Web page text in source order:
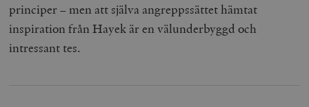
principer – men att själva angreppssättet hämtat
inspiration från Hayek är en välunderbyggd och
intressant tes.